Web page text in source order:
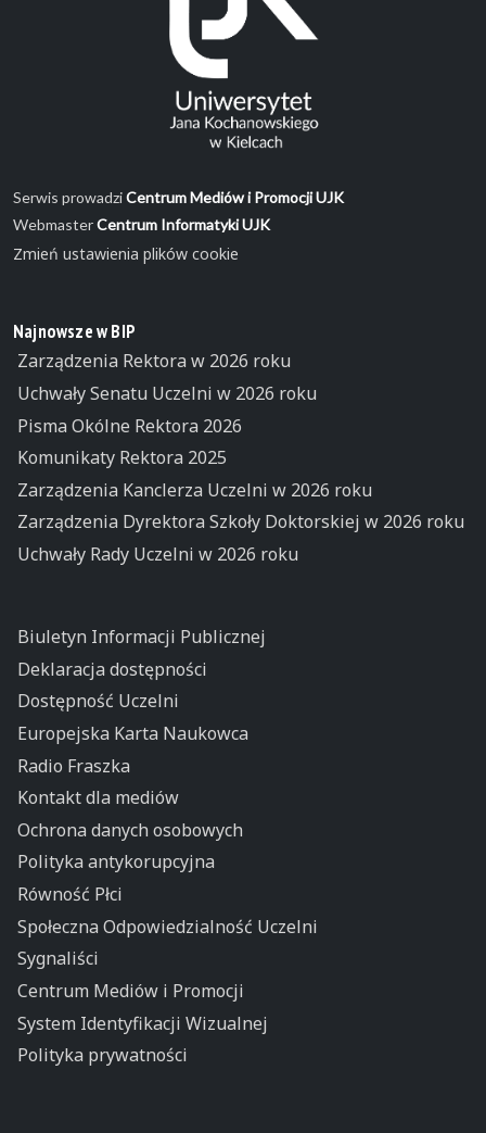
Serwis prowadziCentrum Mediów i Promocji UJK
WebmasterCentrum Informatyki UJK
Zmień ustawienia plików cookie
Najnowsze w BIP
Zarządzenia Rektora w 2026 roku
Uchwały Senatu Uczelni w 2026 roku
Pisma Okólne Rektora 2026
Komunikaty Rektora 2025
Zarządzenia Kanclerza Uczelni w 2026 roku
Zarządzenia Dyrektora Szkoły Doktorskiej w 2026 roku
Uchwały Rady Uczelni w 2026 roku
Biuletyn Informacji Publicznej
Deklaracja dostępności
Dostępność Uczelni
Europejska Karta Naukowca
Radio Fraszka
Kontakt dla mediów
Ochrona danych osobowych
Polityka antykorupcyjna
Równość Płci
Społeczna Odpowiedzialność Uczelni
Sygnaliści
Centrum Mediów i Promocji
System Identyfikacji Wizualnej
Polityka prywatności